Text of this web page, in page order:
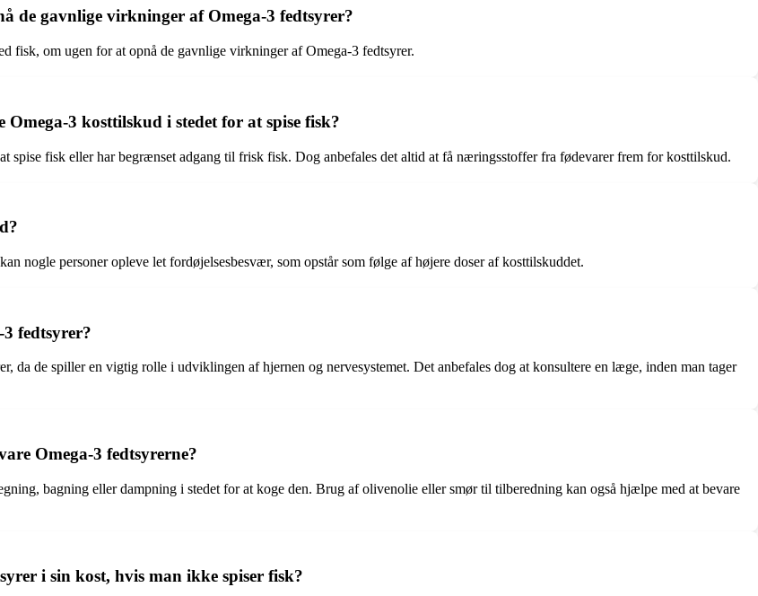
de gavnlige virkninger af Omega-3 fedtsyrer?
fisk, om ugen for at opnå de gavnlige virkninger af Omega-3 fedtsyrer.
3 kosttilskud i stedet for at spise fisk?
fisk eller har begrænset adgang til frisk fisk. Dog anbefales det altid at få næringsstoffer fra fødevarer frem for kosttilskud.
nogle personer opleve let fordøjelsesbesvær, som opstår som følge af højere doser af kosttilskuddet.
fedtsyrer?
da de spiller en vigtig rolle i udviklingen af hjernen og nervesystemet. Det anbefales dog at konsultere en læge, inden man tager
Omega-3 fedtsyrerne?
bagning eller dampning i stedet for at koge den. Brug af olivenolie eller smør til tilberedning kan også hjælpe med at bevare
i sin kost, hvis man ikke spiser fisk?